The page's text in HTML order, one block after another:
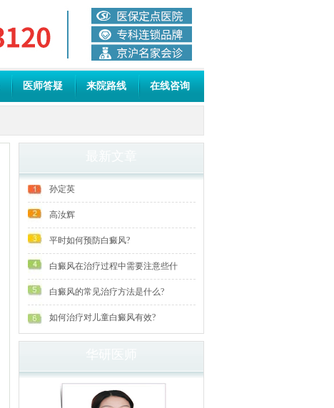
医师答疑 来院路线 在线咨询
孙定英
高汝辉
平时如何预防白癜风?
白癜风在治疗过程中需要注意些什
白癜风的常见治疗方法是什么?
如何治疗对儿童白癜风有效?